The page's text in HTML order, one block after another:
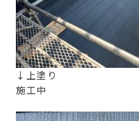
↓上塗り
施工中